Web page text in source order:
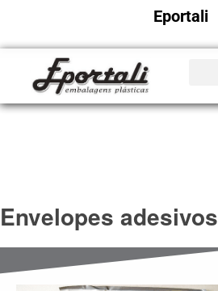
Envelopes adesivos
Eportali